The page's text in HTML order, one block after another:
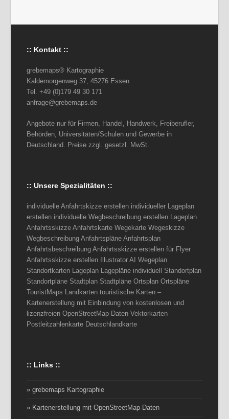
:: Kontakt ::
grebemaps® Kartographie
Kaldemorgenweg 37, 45276 Essen
Tel. +49 (0)179 49 30 171
anfrage@grebemaps.de
Angebote nur für Firmen, Handel, Handwerk, Freiberufler,
Behörden, Universitäten/Schulen und Gewerbe in
Deutschland. Preise zzgl. gesetzl. MwSt.
:: Unsere Spezialitäten ::
individuelle Anfahrtskizze erstellen individueller Lageplan
erstellen individuelle Wegbeschreibung erstellen Lageplan
Anfahrtsskizze Anfahrtskarte Wegekarte Wegeskizze
Wegbeschreibung Anfahrtspläne Anfahrtsplan
Anfahrtsbeschreibung Anfahrtsskizze erstellen für Flyer
Anfahrtsskizze erstellen Illustrator AI Wegeplan
Standortkarten Lageplan Lagepläne individuell Standortplan
Standortpläne Stadtplan Stadtpläne Ortsplan Ortspläne
TouristMaps Landkarten touristische Karten –
Kartenerstellung mit Einbindung von kostenlosen und
lizenzfreien OpenStreetMap-Daten Vektorkarten
Postleitzahlenkarte Deutschlandkarte
:: Links ::
» grebemaps Kartographie
» Kartenerstellung mit OpenStreetMap-Daten